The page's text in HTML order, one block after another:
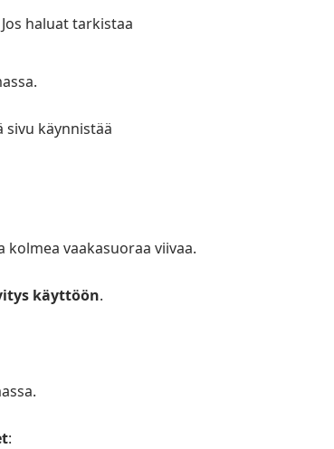
haluat tarkistaa
sivu käynnistää
kolmea vaakasuoraa viivaa.
käyttöön.
: